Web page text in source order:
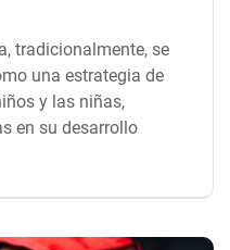
tradicionalmente, se
una estrategia de
y las niñas,
en su desarrollo